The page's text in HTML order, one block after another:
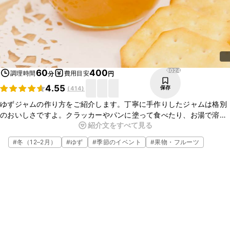
調理時間60分 費用目安400円
4.55 (414)
8024
保存
ゆずジャムの作り方をご紹介します。丁寧に手作りしたジャムは格別
のおいしさですよ。クラッカーやパンに塗って食べたり、お湯で溶い
て柚子茶にするのもおすすめです。ぜひお試しくださいね。
紹介文をすべて見る
#冬（12–2月） #ゆず #季節のイベント #果物・フルーツ